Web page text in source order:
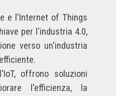
e l'Internet of Things
per l'industria 4.0,
verso un'industria
offrono soluzioni
l'efficienza, la